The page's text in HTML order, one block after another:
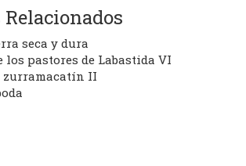
seca y dura
los pastores de Labastida VI
zurramacatín II